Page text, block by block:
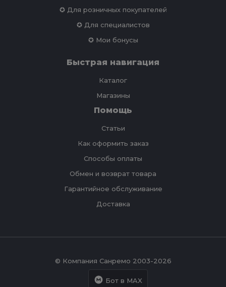
✪ Для розничных покупателей
✪ Для специалистов
✪ Мои бонусы
Быстрая навигация
Каталог
Магазины
Помощь
Статьи
Как оформить заказ
Способы оплаты
Обмен и возврат товара
Гарантийное обслуживание
Доставка
© Компания Санремо 2003-2026
Бот в MAX